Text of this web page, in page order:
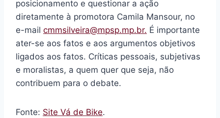
posicionamento e questionar a ação
diretamente à promotora Camila Mansour, no
e-mail cmmsilveira@mpsp.mp.br. É importante
ater-se aos fatos e aos argumentos objetivos
ligados aos fatos. Críticas pessoais, subjetivas
e moralistas, a quem quer que seja, não
contribuem para o debate.
Fonte: Site Vá de Bike.